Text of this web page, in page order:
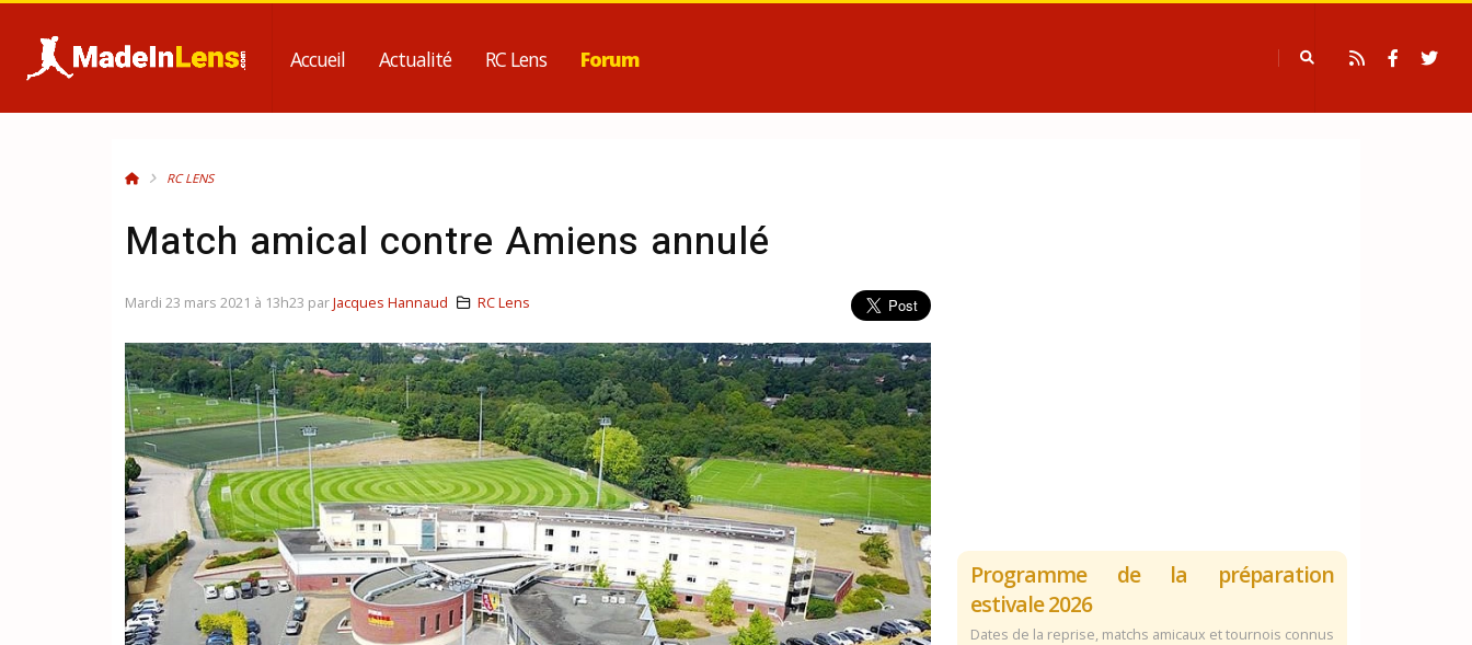
Accueil Actualité RC Lens Forum
RC LENS
Match amical contre Amiens annulé
Mardi 23 mars 2021 à 13h23 parJacques Hannaud RC Lens
Programme de la préparation
estivale 2026
Dates de la reprise, matchs amicaux et tournois connus